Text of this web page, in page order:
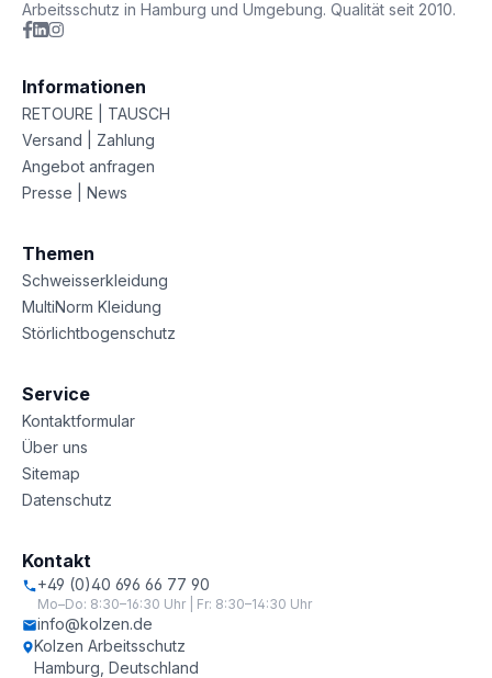
Arbeitsschutz in Hamburg und Umgebung. Qualität seit 2010.
Informationen
RETOURE | TAUSCH
Versand | Zahlung
Angebot anfragen
Presse | News
Themen
Schweisserkleidung
MultiNorm Kleidung
Störlichtbogenschutz
Service
Kontaktformular
Über uns
Sitemap
Datenschutz
Kontakt
+49 (0)40 696 66 77 90
Mo–Do: 8:30–16:30 Uhr | Fr: 8:30–14:30 Uhr
info@kolzen.de
Kolzen Arbeitsschutz
Hamburg, Deutschland